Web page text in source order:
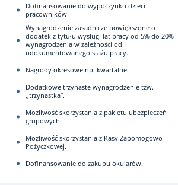
Dofinansowanie do wypoczynku dzieci
pracowników
Wynagrodzenie zasadnicze powiększone o
dodatek z tytułu wysługi lat pracy od 5% do 20%
wynagrodzenia w zależności od
udokumentowanego stażu pracy.
Nagrody okresowe np. kwartalne.
Dodatkowe trzynaste wynagrodzenie tzw.
,,trzynastka”.
Możliwość skorzystania z pakietu ubezpieczeń
grupowych.
Możliwość skorzystania z Kasy Zapomogowo-
Pożyczkowej.
Dofinansowanie do zakupu okularów.